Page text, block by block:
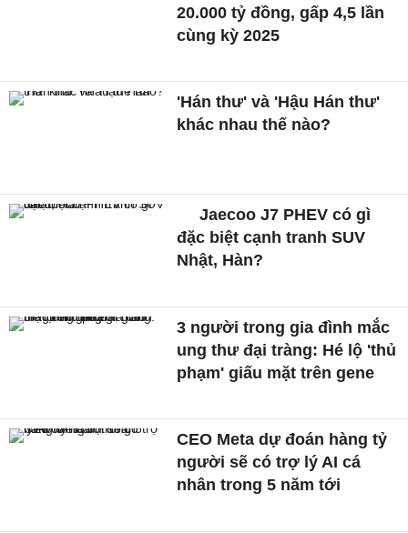
20.000 tỷ đồng, gấp 4,5 lần
cùng kỳ 2025
'Hán thư' và 'Hậu Hán thư'
khác nhau thế nào?
Jaecoo J7 PHEV có gì
đặc biệt cạnh tranh SUV
Nhật, Hàn?
3 người trong gia đình mắc
ung thư đại tràng: Hé lộ 'thủ
phạm' giấu mặt trên gene
CEO Meta dự đoán hàng tỷ
người sẽ có trợ lý AI cá
nhân trong 5 năm tới